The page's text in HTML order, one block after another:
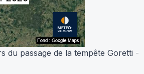
du passage de la tempête Goretti -